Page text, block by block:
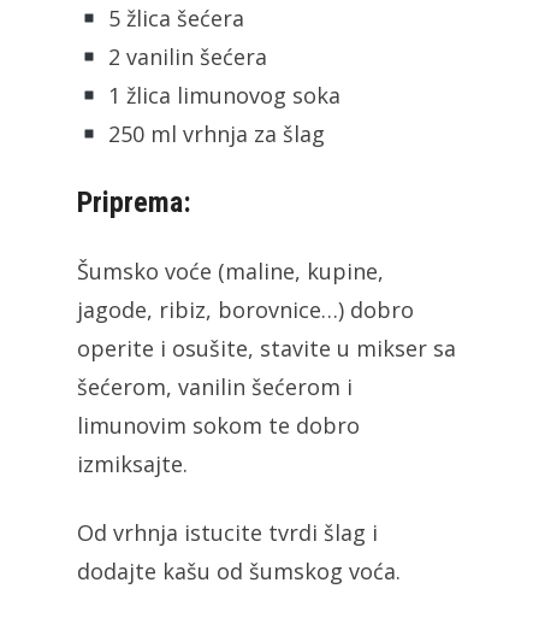
5 žlica šećera
2 vanilin šećera
1 žlica limunovog soka
250 ml vrhnja za šlag
Priprema:
Šumsko voće (maline, kupine,
jagode, ribiz, borovnice…) dobro
operite i osušite, stavite u mikser sa
šećerom, vanilin šećerom i
limunovim sokom te dobro
izmiksajte.
Od vrhnja istucite tvrdi šlag i
dodajte kašu od šumskog voća.